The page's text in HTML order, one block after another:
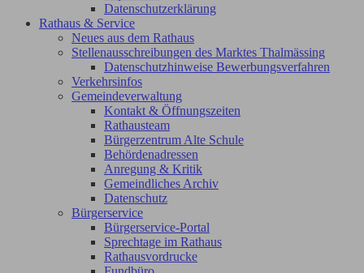
Datenschutzerklärung
Rathaus & Service
Neues aus dem Rathaus
Stellenausschreibungen des Marktes Thalmässing
Datenschutzhinweise Bewerbungsverfahren
Verkehrsinfos
Gemeindeverwaltung
Kontakt & Öffnungszeiten
Rathausteam
Bürgerzentrum Alte Schule
Behördenadressen
Anregung & Kritik
Gemeindliches Archiv
Datenschutz
Bürgerservice
Bürgerservice-Portal
Sprechtage im Rathaus
Rathausvordrucke